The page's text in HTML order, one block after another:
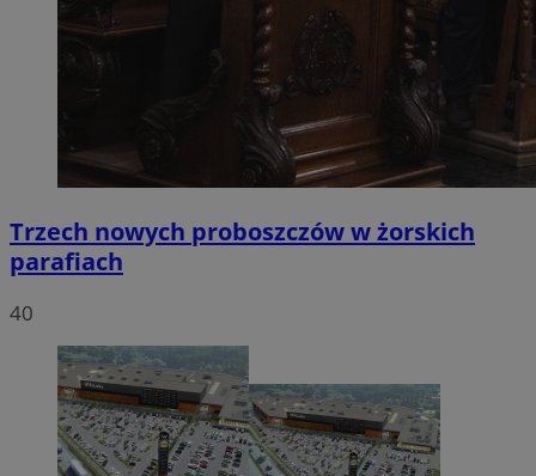
Trzech nowych proboszczów w żorskich
parafiach
40